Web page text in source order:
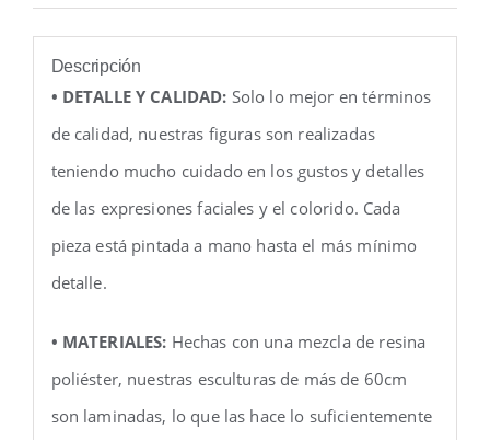
Descripción
• DETALLE Y CALIDAD: Solo lo mejor en términos
de calidad, nuestras figuras son realizadas
teniendo mucho cuidado en los gustos y detalles
de las expresiones faciales y el colorido. Cada
pieza está pintada a mano hasta el más mínimo
detalle.
• MATERIALES: Hechas con una mezcla de resina
poliéster, nuestras esculturas de más de 60cm
son laminadas, lo que las hace lo suficientemente